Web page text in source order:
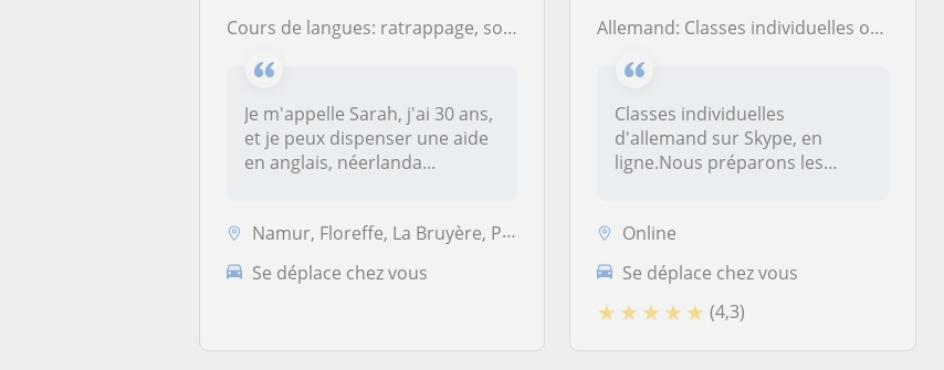
Cours de langues: ratrappage, soutien scolaire et aide aux devoirs
Je m'appelle Sarah, j'ai 30 ans,
et je peux dispenser une aide
en anglais, néerlanda...
Namur, Floreffe, La Bruyère, Profondeville
Se déplace chez vous
Allemand: Classes individuelles où vous soyez sur Skype
Classes individuelles
d'allemand sur Skype, en
ligne.Nous préparons les
Online
Se déplace chez vous
★ ★ ★ ★ ★ (4,3)